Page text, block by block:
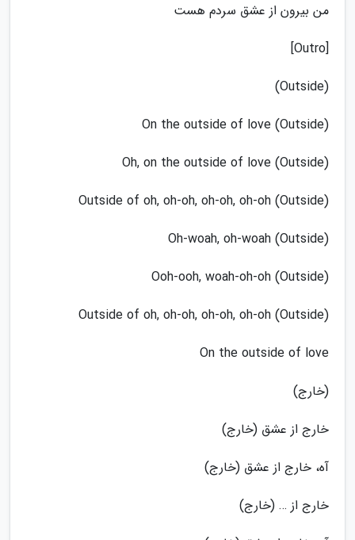
من بیرون از عشق سردم هست
[Outro]
(Outside)
On the outside of love (Outside)
Oh, on the outside of love (Outside)
Outside of oh, oh-oh, oh-oh, oh-oh (Outside)
Oh-woah, oh-woah (Outside)
Ooh-ooh, woah-oh-oh (Outside)
Outside of oh, oh-oh, oh-oh, oh-oh (Outside)
On the outside of love
(خارج)
خارج از عشق (خارج)
آه، خارج از عشق (خارج)
خارج از … (خارج)